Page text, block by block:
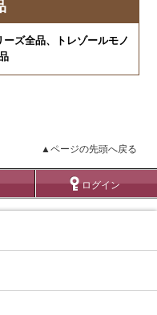
ズ全品、トレゾールモノ
▲ページの先頭へ戻る
ログイン